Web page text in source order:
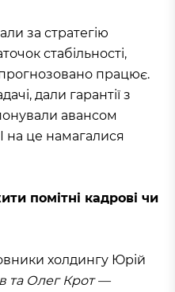
за стратегію
стабільності,
працює.
дали гарантії з
авансом
на це намагалися
помітні кадрові чи
холдингу Юрій
та Олег Крот —